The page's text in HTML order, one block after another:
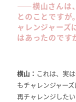
――横山さんは
とのことですが。
ャレンジャーズ
はあったのです
横山： これは、実
もチャレンジャー
再チャレンジした